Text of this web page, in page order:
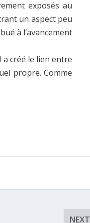
exposés au
un aspect peu
à l’avancement
créé le lien entre
propre. Comme
NEXT